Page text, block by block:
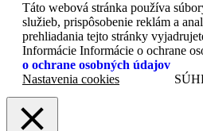
Táto webová stránka používa
služieb, prispôsobenie reklám a
prehliadania tejto stránky
Informácie Informácie o ochrane
o ochrane osobných údajov
Nastavenia cookies